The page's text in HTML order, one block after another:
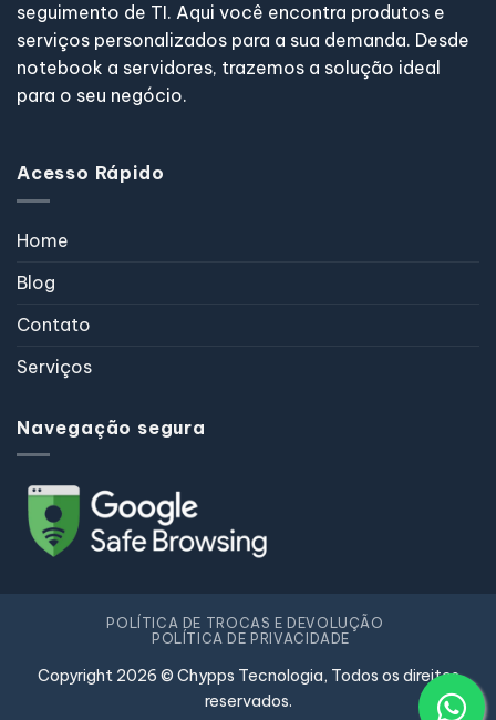
seguimento de TI. Aqui você encontra produtos e
serviços personalizados para a sua demanda. Desde
notebook a servidores, trazemos a solução ideal
para o seu negócio.
Acesso Rápido
Home
Blog
Contato
Serviços
Navegação segura
POLÍTICA DE TROCAS E DEVOLUÇÃO
POLÍTICA DE PRIVACIDADE
Copyright 2026 © Chypps Tecnologia, Todos os direitos
reservados.